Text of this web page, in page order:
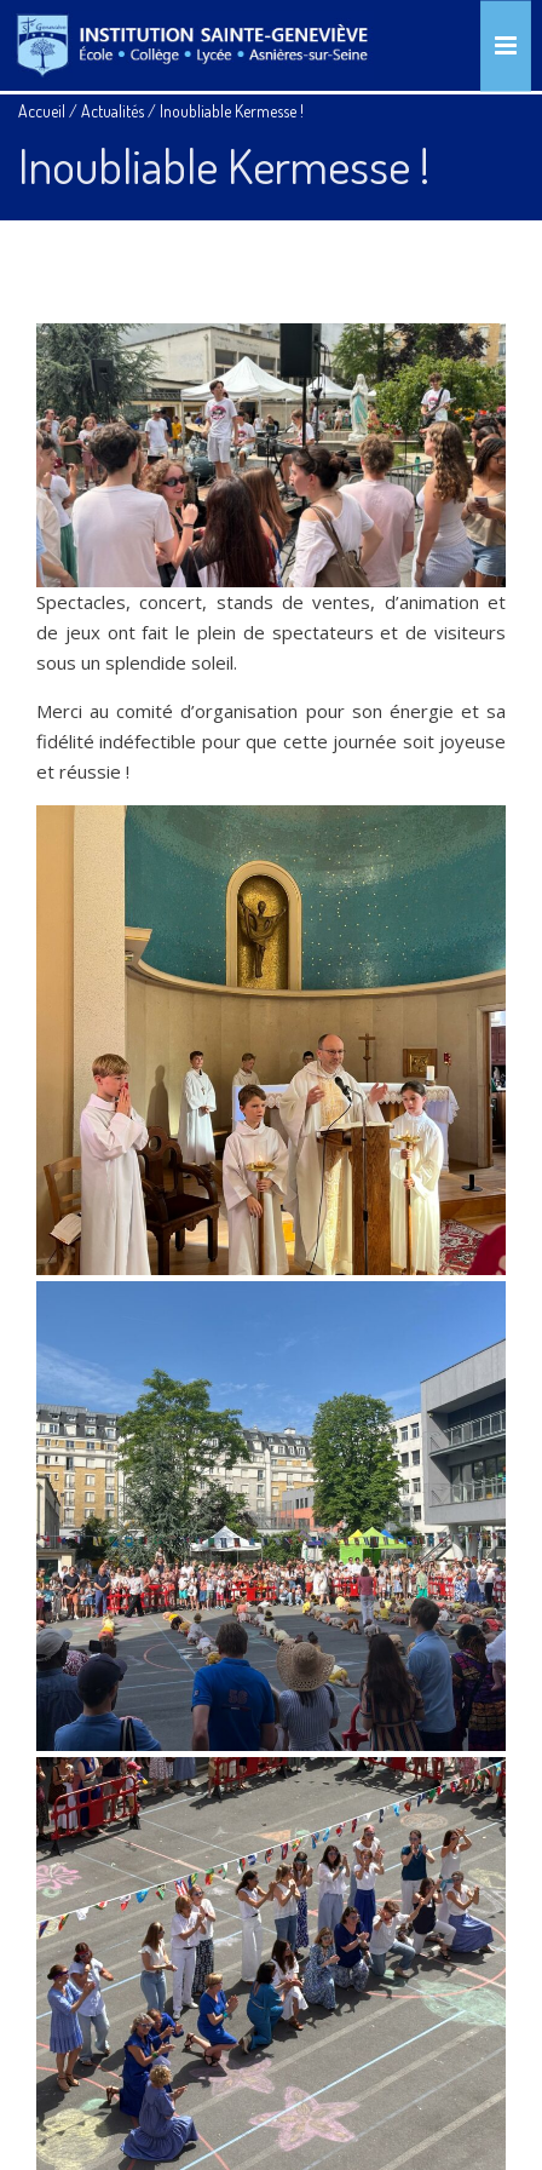
Accueil /Actualités/ Inoubliable Kermesse !
Inoubliable Kermesse !
Spectacles, concert, stands de ventes, d’animation et
de jeux ont fait le plein de spectateurs et de visiteurs
sous un splendide soleil.
Merci au comité d’organisation pour son énergie et sa
fidélité indéfectible pour que cette journée soit joyeuse
et réussie !